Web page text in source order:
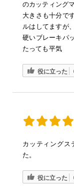
のカッティング
大きさも十分で
ルはしてますが
硬いブレーキパ
たっても平気
役に立った
カッティングス
た。
役に立った